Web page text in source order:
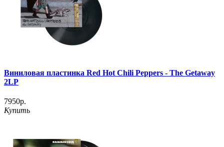
Виниловая пластинка Red Hot Chili Peppers - The Getaway
2LP
7950р.
Купить